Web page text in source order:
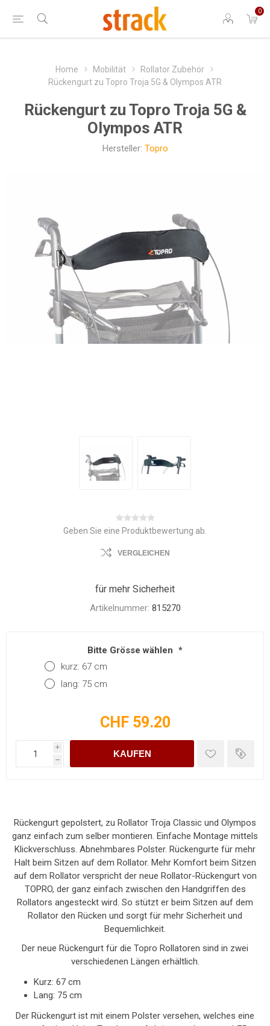
0
Home Mobilität
Rollator Zubehör
Rückengurt zu Topro Troja 5G & Olympos ATR
Rückengurt zu Topro Troja 5G &
Olympos ATR
Hersteller: Topro
Geben Sie eine Produktbewertung ab.
VERGLEICHEN
für mehr Sicherheit
Artikelnummer: 815270
Bitte Grösse wählen *
kurz: 67 cm
lang: 75 cm
CHF 59.20
i
h
KAUFEN
Rückengurt gepolstert, zu Rollator Troja Classic und Olympos
ganz einfach zum selber montieren. Einfache Montage mittels
Klickverschluss. Abnehmbares Polster. Rückengurte für mehr
Halt beim Sitzen auf dem Rollator. Mehr Komfort beim Sitzen
auf dem Rollator verspricht der neue Rollator-Rückengurt von
TOPRO, der ganz einfach zwischen den Handgriffen des
Rollators angesteckt wird. So stützt er beim Sitzen auf dem
Rollator den Rücken und sorgt für mehr Sicherheit und
Bequemlichkeit.
Der neue Rückengurt für die Topro Rollatoren sind in zwei
verschiedenen Längen erhältlich.
Kurz: 67 cm
Lang: 75 cm
Der Rückengurt ist mit einem Polster versehen, welches eine